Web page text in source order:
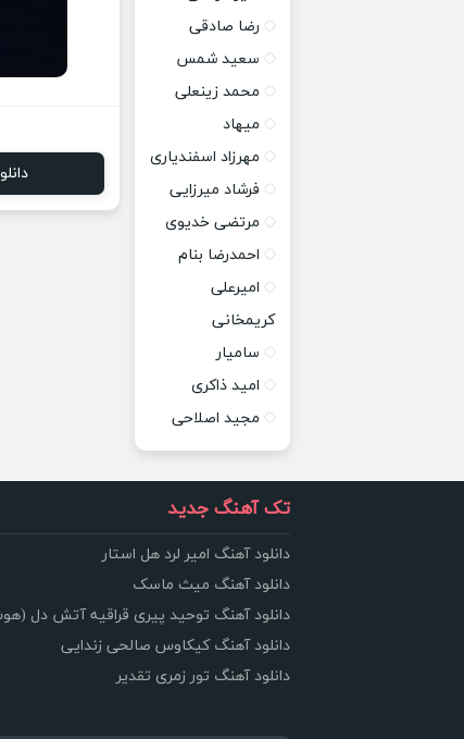
رضا صادقی
سعید شمس
محمد زینعلی
میهاد
مهرزاد اسفندیاری
فرشاد میرزایی
مرتضی خدیوی
احمدرضا بنام
امیرعلی
کریمخانی
سامیار
امید ذاکری
مجید اصلاحی
تک آهنگ جدید
دانلود آهنگ امیر لرد هل استار
دانلود آهنگ میث ماسک
دانلود آهنگ توحید پیری قراقیه آتش دل
دانلود آهنگ کیکاوس صالحی زندایی
دانلود آهنگ تور زمری تقدیر